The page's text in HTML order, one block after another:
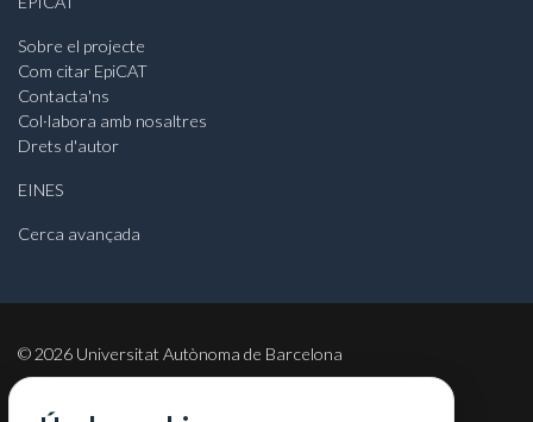
Sobre el projecte
Com citar EpiCAT
Contacta'ns
Col·labora amb nosaltres
Drets d'autor
EINES
Cerca avançada
©2026 Universitat Autònoma de Barcelona